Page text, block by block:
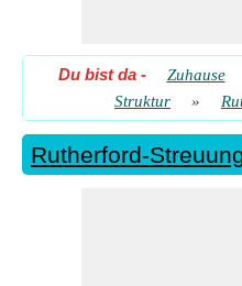
Du bist da- Zuhause
Struktur
»
Rutherford-